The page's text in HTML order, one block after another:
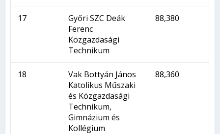
17
Győri SZC Deák
Ferenc
Közgazdasági
Technikum
88,380
18
Vak Bottyán János
Katolikus Műszaki
és Közgazdasági
Technikum,
Gimnázium és
Kollégium
88,360